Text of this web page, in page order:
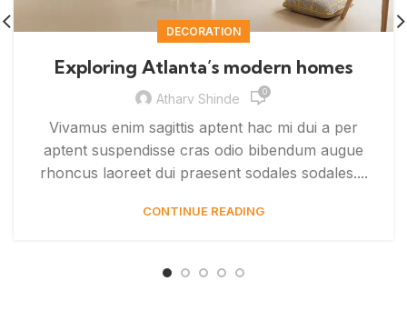
DECORATION
Exploring Atlanta’s modern homes
Atharv Shinde 0
Vivamus enim sagittis aptent hac mi dui a per
aptent suspendisse cras odio bibendum augue
rhoncus laoreet dui praesent sodales sodales....
CONTINUE READING